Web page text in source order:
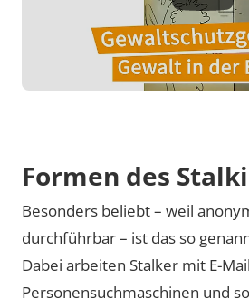
transmit data to this
Video laden
Formen des
Besonders beliebt – weil
durchführbar – ist das so
Dabei arbeiten Stalker mit E-
Personensuchmaschinen und